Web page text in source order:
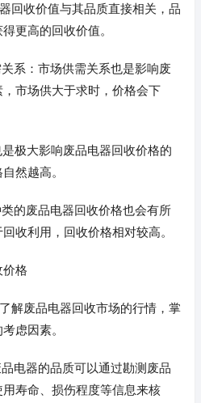
回收价值与其品质直接相关，品
更高的回收价值。
系：市场供需关系也是影响废
市场供大于求时，价格会下
极大影响废品电器回收价格的
然越高。
的废品电器回收价格也会有所
收利用，回收价格相对较高。
格
解废品电器回收市场的行情，掌
虑因素。
电器的品质可以通过勘测废品
寿命、损伤程度等信息来核